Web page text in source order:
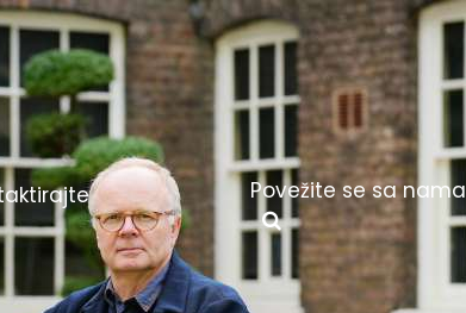
Povežite se sa nama